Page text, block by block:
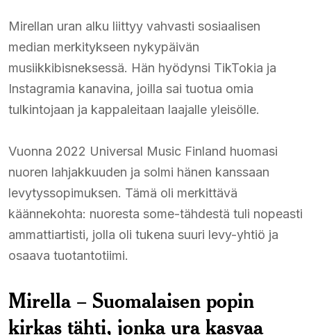
Mirellan uran alku liittyy vahvasti sosiaalisen
median merkitykseen nykypäivän
musiikkibisneksessä. Hän hyödynsi TikTokia ja
Instagramia kanavina, joilla sai tuotua omia
tulkintojaan ja kappaleitaan laajalle yleisölle.
Vuonna 2022 Universal Music Finland huomasi
nuoren lahjakkuuden ja solmi hänen kanssaan
levytyssopimuksen. Tämä oli merkittävä
käännekohta: nuoresta some-tähdestä tuli nopeasti
ammattiartisti, jolla oli tukena suuri levy-yhtiö ja
osaava tuotantotiimi.
Mirella – Suomalaisen popin
kirkas tähti, jonka ura kasvaa